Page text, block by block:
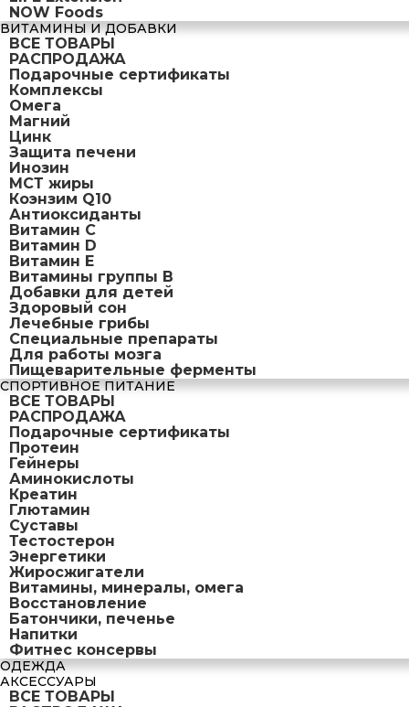
NOW Foods
ВИТАМИНЫ И ДОБАВКИ
ВСЕ ТОВАРЫ
РАСПРОДАЖА
Подарочные сертификаты
Комплексы
Омега
Магний
Цинк
Защита печени
Инозин
МСТ жиры
Коэнзим Q10
Антиоксиданты
Витамин С
Витамин D
Витамин Е
Витамины группы B
Добавки для детей
Здоровый сон
Лечебные грибы
Специальные препараты
Для работы мозга
Пищеварительные ферменты
СПОРТИВНОЕ ПИТАНИЕ
ВСЕ ТОВАРЫ
РАСПРОДАЖА
Подарочные сертификаты
Протеин
Гейнеры
Аминокислоты
Креатин
Глютамин
Суставы
Тестостерон
Энергетики
Жиросжигатели
Витамины, минералы, омега
Восстановление
Батончики, печенье
Напитки
Фитнес консервы
ОДЕЖДА
АКСЕССУАРЫ
ВСЕ ТОВАРЫ